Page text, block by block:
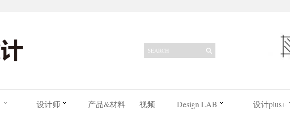
设计师 产品&材料 视频 Design LAB 设计plus+